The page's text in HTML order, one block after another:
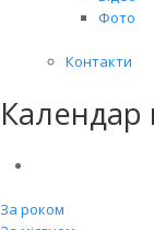
Фото
Контакти
Календар
За роком